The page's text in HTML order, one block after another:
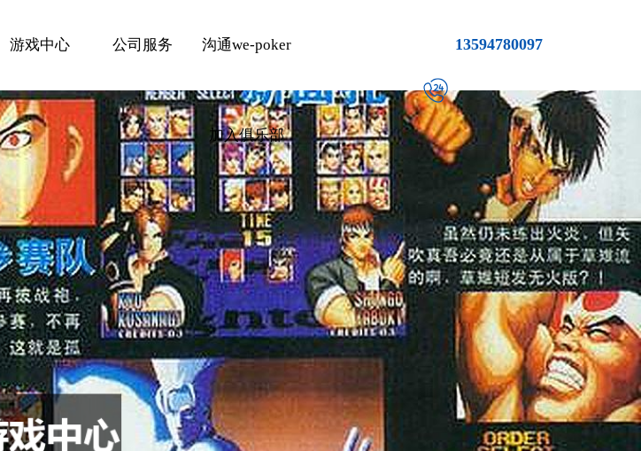
游戏中心 公司服务 沟通we-poker
加入俱乐部
13594780097